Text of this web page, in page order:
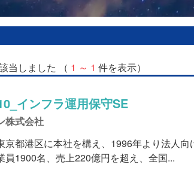
当しました （ 1 ～ 1 件を表示）
インフラ運用保守SE
株式会社
京都港区に本社を構え、1996年より法人
員1900名、売上220億円を超え、全国...